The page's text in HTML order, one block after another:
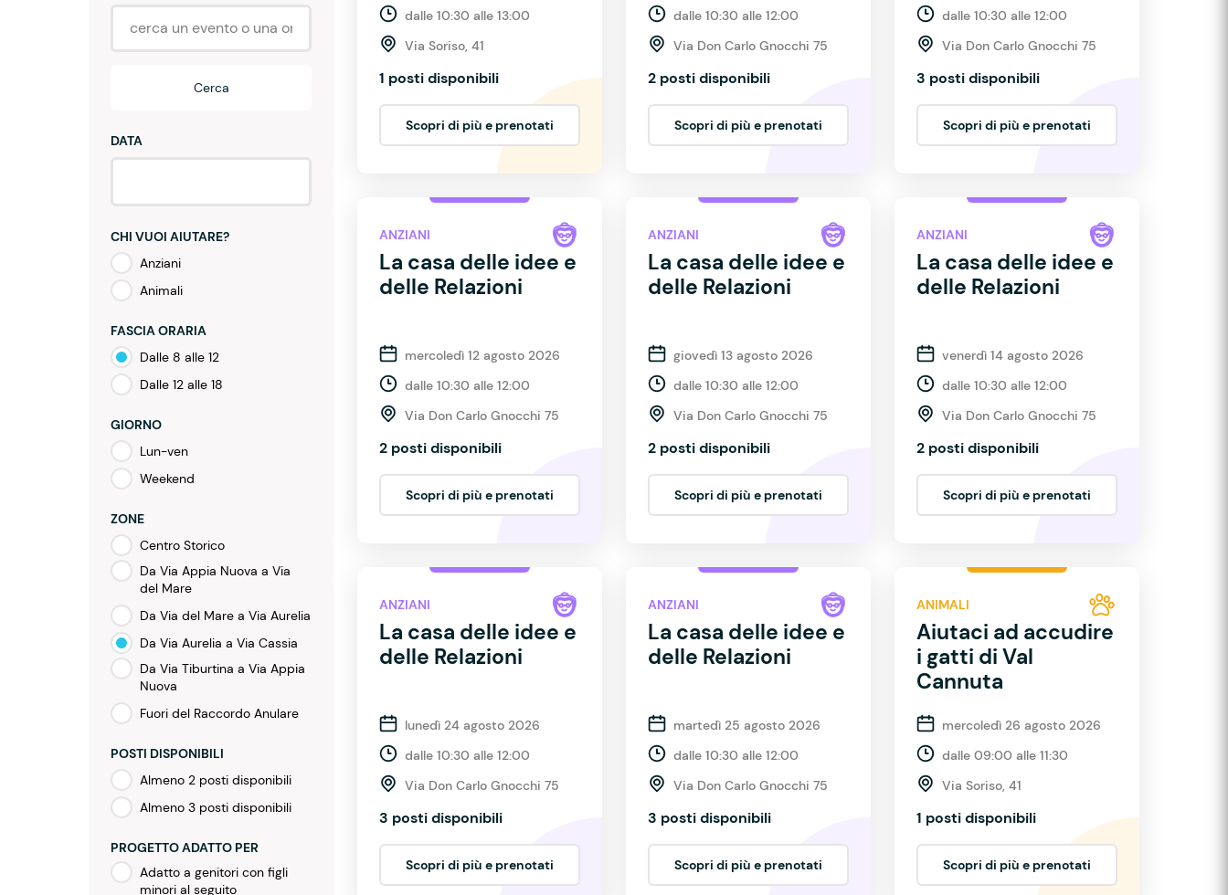
Cerca
DATA
CHI VUOI AIUTARE?
Anziani
Animali
FASCIA ORARIA
Dalle 8 alle 12
Dalle 12 alle 18
GIORNO
Lun-ven
Weekend
ZONE
Centro Storico
Da Via Appia Nuova a Via
del Mare
Da Via del Mare a Via Aurelia
Da Via Aurelia a Via Cassia
Da Via Tiburtina a Via Appia
Nuova
Fuori del Raccordo Anulare
POSTI DISPONIBILI
Almeno 2 posti disponibili
Almeno 3 posti disponibili
PROGETTO ADATTO PER
Adatto a genitori con figli
minori al seguito
dalle 10:30 alle 13:00
Via Soriso, 41
1 posti disponibili
Scopri di più e prenotati
dalle 10:30 alle 12:00
Via Don Carlo Gnocchi 75
2 posti disponibili
Scopri di più e prenotati
dalle 10:30 alle 12:00
Via Don Carlo Gnocchi 75
3 posti disponibili
Scopri di più e prenotati
ANZIANI
La casa delle idee e
delle Relazioni
mercoledì 12 agosto 2026
dalle 10:30 alle 12:00
Via Don Carlo Gnocchi 75
2 posti disponibili
Scopri di più e prenotati
ANZIANI
La casa delle idee e
delle Relazioni
giovedì 13 agosto 2026
dalle 10:30 alle 12:00
Via Don Carlo Gnocchi 75
2 posti disponibili
Scopri di più e prenotati
ANZIANI
La casa delle idee e
delle Relazioni
venerdì 14 agosto 2026
dalle 10:30 alle 12:00
Via Don Carlo Gnocchi 75
2 posti disponibili
Scopri di più e prenotati
ANZIANI
La casa delle idee e
delle Relazioni
lunedì 24 agosto 2026
dalle 10:30 alle 12:00
Via Don Carlo Gnocchi 75
3 posti disponibili
Scopri di più e prenotati
ANZIANI
La casa delle idee e
delle Relazioni
martedì 25 agosto 2026
dalle 10:30 alle 12:00
Via Don Carlo Gnocchi 75
3 posti disponibili
Scopri di più e prenotati
ANIMALI
Aiutaci ad accudire
i gatti di Val
Cannuta
mercoledì 26 agosto 2026
dalle 09:00 alle 11:30
Via Soriso, 41
1 posti disponibili
Scopri di più e prenotati